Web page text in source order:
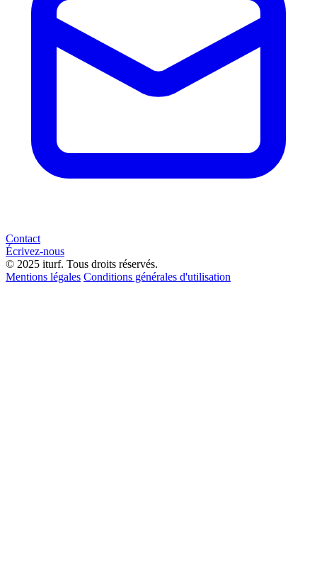
Contact
Écrivez-nous
© 2025 iturf. Tous droits réservés.
Mentions légales Conditions générales d'utilisation